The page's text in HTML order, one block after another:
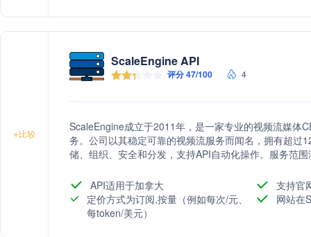
+比较
ScaleEngine API
评分 47/100 4
ScaleEngine成立于2011年，是一家专业的视频流媒体
务。公司以其稳定可靠的视频流服务而闻名，拥有超过
储、组织、安全和分发，支持API自动化操作。服务范
API适用于加拿大
支持官
定价方式为订阅,按量（例如每次/元、
每token/美元）
网站在